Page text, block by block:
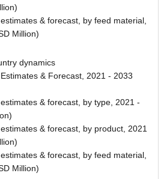
& forecast, by feed material,
Million)
dynamics
& Forecast, 2021 - 2033
& forecast, by type, 2021 -
& forecast, by product, 2021
& forecast, by feed material,
Million)